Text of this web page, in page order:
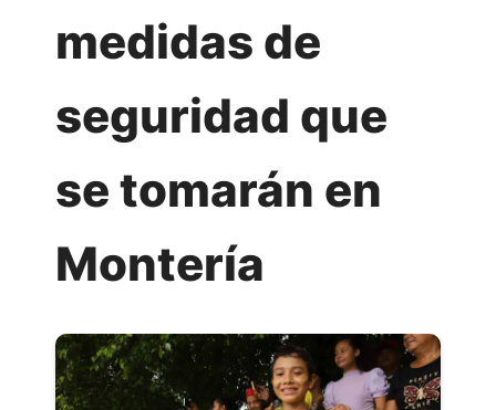
medidas de
seguridad que
se tomarán en
Montería